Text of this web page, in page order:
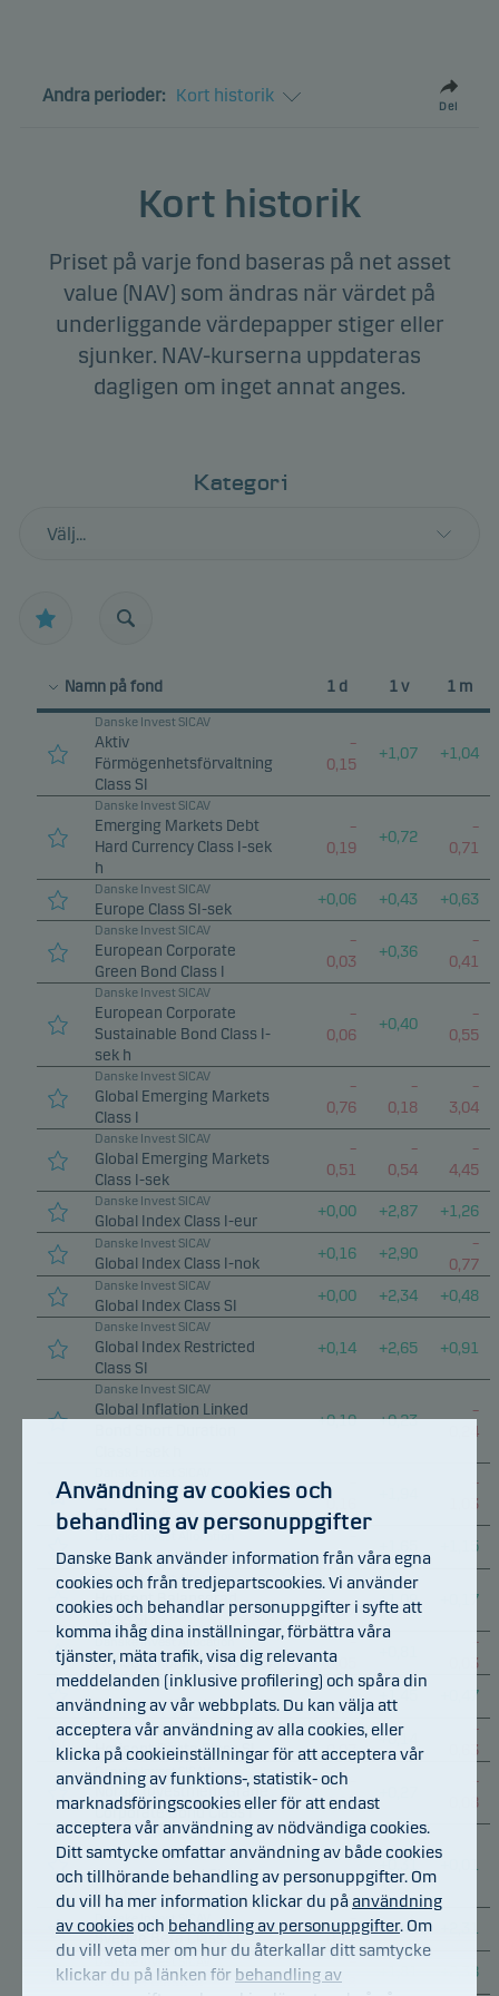
Andra perioder: Kort historik
Del
Kort historik
Priset på varje fond baseras på net asset
value (NAV) som ändras när värdet på
underliggande värdepapper stiger eller
sjunker. NAV-kurserna uppdateras
dagligen om inget annat anges.
Kategori
Välj...
Namn på fond 1 d 1 v 1 m
Danske Invest SICAV
Aktiv
Förmögenhetsförvaltning
Class SI
–
0,15
+1,07 +1,04
Danske Invest SICAV
Emerging Markets Debt
Hard Currency Class I-sek
h
–
0,19
+0,72
–
0,71
Danske Invest SICAV
Europe Class SI-sek
+0,06 +0,43 +0,63
Danske Invest SICAV
European Corporate
Green Bond Class I
–
0,03
+0,36
–
0,41
Danske Invest SICAV
European Corporate
Sustainable Bond Class I-
sek h
–
0,06
+0,40
–
0,55
Danske Invest SICAV
Global Emerging Markets
Class I
–
0,76
–
0,18
–
3,04
Danske Invest SICAV
Global Emerging Markets
Class I-sek
–
0,51
–
0,54
–
4,45
Danske Invest SICAV
Global Index Class I-eur
+0,00 +2,87 +1,26
Danske Invest SICAV
Global Index Class I-nok
+0,16 +2,90
–
0,77
Danske Invest SICAV
Global Index Class SI
+0,00 +2,34 +0,48
Danske Invest SICAV
Global Index Restricted
Class SI
+0,14 +2,65 +0,91
Danske Invest SICAV
Global Inflation Linked
+0,10 +0,23
–
0,24
Global Sustainable Future
Class I-sek
0,16
–
1,03
Danske Invest Allocation
Horisont Aktie Class SI
0,10
1,15
Danske Invest Allocation
Horisont Balanserad
Class SI
–
0,07
+1,09 0,17
Danske Invest Allocation
Horisont Försiktig Class SI
–
0,05
–
0,03
Danske Invest Allocation
Horisont Offensiv Class SI
–
0,06
1,45 0,47
Danske Invest Allocation
Horisont Ränta Class SI
–
0,07
+0,14
–
0,63
Danske Invest SICAV
Nordic Investment Grade
Corporate Bond Class I
0,03
–
0,08
Danske Invest SICAV
Nordic Investment Grade
Corporate Bond Class I-
nok h
–
0,02
0,01
Danske Invest SICAV
Sverige Beta Class SI
–
0,12
+2,44 2,31
Sverige Class SI
–
0,18
2,38
Användning av cookies och
behandling av personuppgifter
Danske Bank använder information från våra egna
cookies och från tredjepartscookies. Vi använder
cookies och behandlar personuppgifter i syfte att
komma ihåg dina inställningar, förbättra våra
tjänster, mäta trafik, visa dig relevanta
meddelanden (inklusive profilering) och spåra din
användning av vår webbplats. Du kan välja att
acceptera vår användning av alla cookies, eller
klicka på cookieinställningar för att acceptera vår
användning av funktions-, statistik- och
marknadsföringscookies eller för att endast
acceptera vår användning av nödvändiga cookies.
Ditt samtycke omfattar användning av både cookies
och tillhörande behandling av personuppgifter. Om
du vill ha mer information klickar du påanvändning
av cookiesoch behandling av personuppgifter. Om
du vill veta mer om hur du återkallar ditt samtycke
klickar du på länken för behandling av